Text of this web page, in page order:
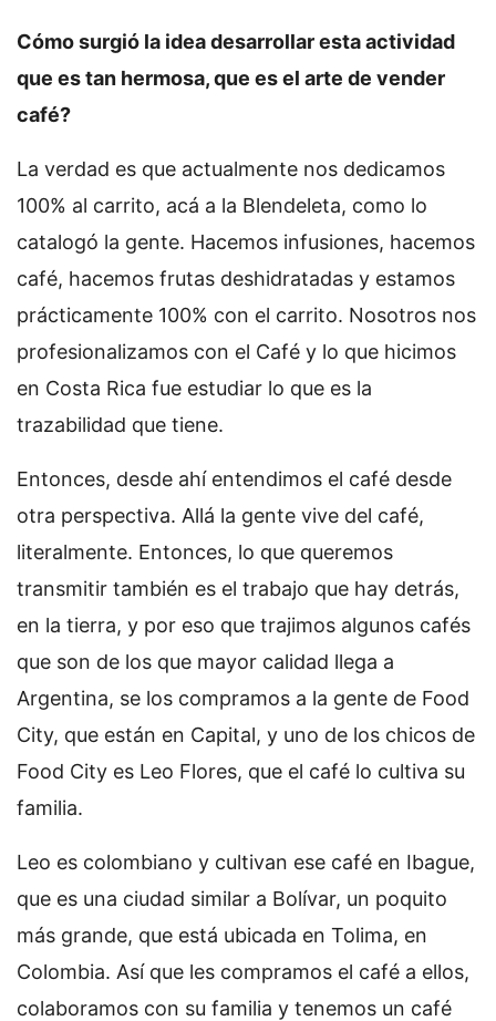
Cómo surgió la idea desarrollar esta actividad
que es tan hermosa, que es el arte de vender
café?
La verdad es que actualmente nos dedicamos
100% al carrito, acá a la Blendeleta, como lo
catalogó la gente. Hacemos infusiones, hacemos
café, hacemos frutas deshidratadas y estamos
prácticamente 100% con el carrito. Nosotros nos
profesionalizamos con el Café y lo que hicimos
en Costa Rica fue estudiar lo que es la
trazabilidad que tiene.
Entonces, desde ahí entendimos el café desde
otra perspectiva. Allá la gente vive del café,
literalmente. Entonces, lo que queremos
transmitir también es el trabajo que hay detrás,
en la tierra, y por eso que trajimos algunos cafés
que son de los que mayor calidad llega a
Argentina, se los compramos a la gente de Food
City, que están en Capital, y uno de los chicos de
Food City es Leo Flores, que el café lo cultiva su
familia.
Leo es colombiano y cultivan ese café en Ibague,
que es una ciudad similar a Bolívar, un poquito
más grande, que está ubicada en Tolima, en
Colombia. Así que les compramos el café a ellos,
colaboramos con su familia y tenemos un café